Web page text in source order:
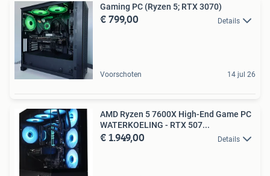
Gaming PC (Ryzen 5; RTX 3070)
€ 799,00 Details
Voorschoten 14 jul 26
AMD Ryzen 5 7600X High-End Game PC
WATERKOELING - RTX 507...
€ 1.949,00 Details